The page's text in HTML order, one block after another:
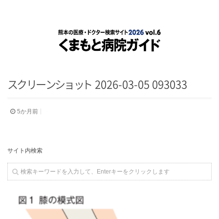
スク リーンショ ット 2026-03-05 093033
5か月前
サイト内検索